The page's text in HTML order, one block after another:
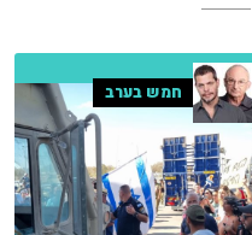
חמש בערב